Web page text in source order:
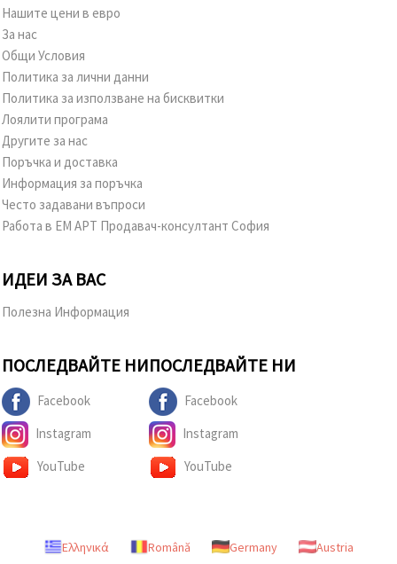
Нашите цени в евро
За нас
Общи Условия
Политика за лични данни
Политика за използване на бисквитки
Лоялити програма
Другите за нас
Поръчка и доставка
Информация за поръчка
Често задавани въпроси
Работа в ЕМ АРТ Продавач-консултант София
ИДЕИ ЗА ВАС
Полезна Информация
ПОСЛЕДВАЙТЕ НИ
Facebook
Instagram
YouTube
ПОСЛЕДВАЙТЕ НИ
Facebook
Instagram
YouTube
Ελληνικά Română Germany Austria